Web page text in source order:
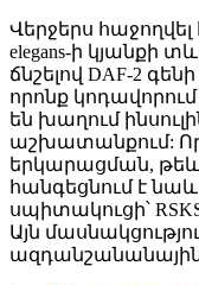
Վերջերս հաջողվել
elegans-ի կյանքի
ճնշելով DAF-2
որոնք
են խաղում
աշխատանքում:
երկարացման, թեև
հանգեցնում է
սպիտակուցի՝
Այն
ազդանշանանային